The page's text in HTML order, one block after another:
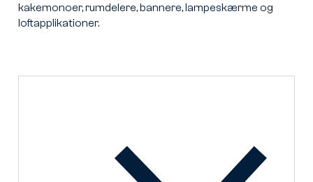
kakemonoer, rumdelere, bannere, lampeskærme og
loftapplikationer.